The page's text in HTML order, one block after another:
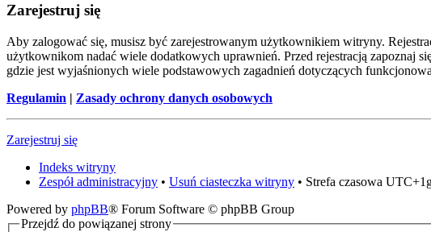
Zarejestruj się
Aby zalogować się, musisz być zarejestrowanym użytkownikiem witryny.
użytkownikom nadać wiele dodatkowych uprawnień. Przed rejestracją zapoznaj
gdzie jest wyjaśnionych wiele podstawowych zagadnień dotyczących
Regulamin | Zasady ochrony danych osobowych
Zarejestruj się
Indeks witryny
Zespół administracyjny • Usuń ciasteczka witryny • Strefa czasowa
Powered by phpBB® Forum Software © phpBB Group
Przejdź do powiązanej strony